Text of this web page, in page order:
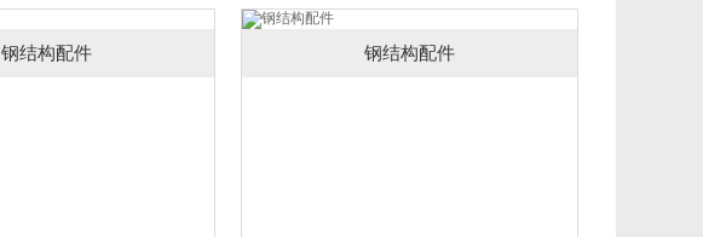
钢结构配件 钢结构配件